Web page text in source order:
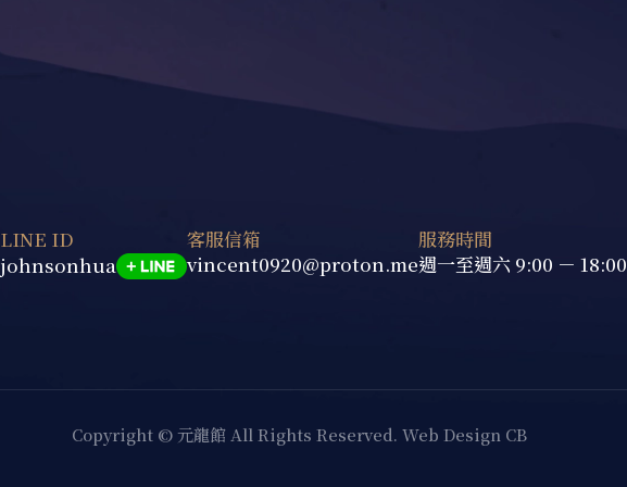
LINE ID
johnsonhua
客服信箱
vincent0920@proton.me
服務時間
週一至週六 9:00 － 18:00
Copyright © 元龍館 All Rights Reserved. Web Design CB